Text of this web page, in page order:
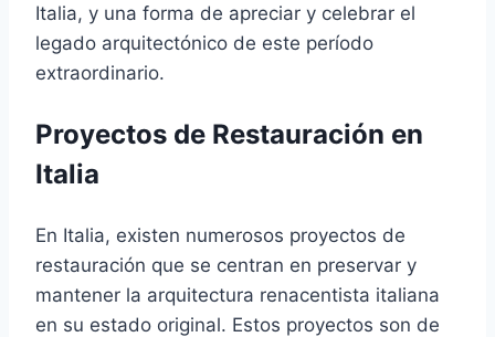
Italia, y una forma de apreciar y celebrar el
legado arquitectónico de este período
extraordinario.
Proyectos de Restauración en
Italia
En Italia, existen numerosos proyectos de
restauración que se centran en preservar y
mantener la arquitectura renacentista italiana
en su estado original. Estos proyectos son de